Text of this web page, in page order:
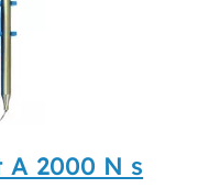
2000 N s